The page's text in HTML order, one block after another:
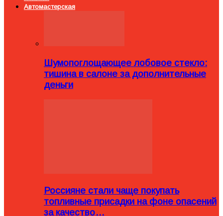
Автомастерская
Шумопоглощающее лобовое стекло:
тишина в салоне за дополнительные
деньги
Россияне стали чаще покупать
топливные присадки на фоне опасений
за качество…